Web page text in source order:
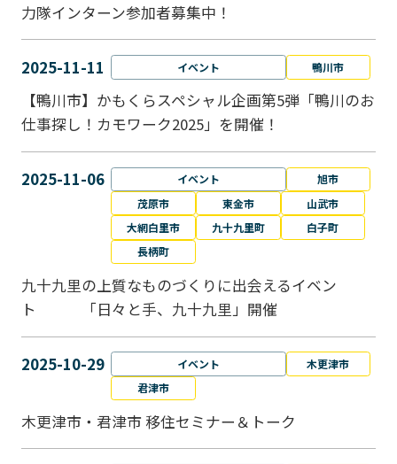
力隊インターン参加者募集中！
2025-11-11 イベント 鴨川市
【鴨川市】かもくらスペシャル企画第5弾「鴨川のお
仕事探し！カモワーク2025」を開催！
2025-11-06 イベント
旭市
茂原市
東金市
山武市
大網白里市
九十九里町
白子町
長柄町
九十九里の上質なものづくりに出会えるイベン
ト 「日々と手、九十九里」開催
2025-10-29 イベント
木更津市
君津市
木更津市・君津市 移住セミナー＆トーク